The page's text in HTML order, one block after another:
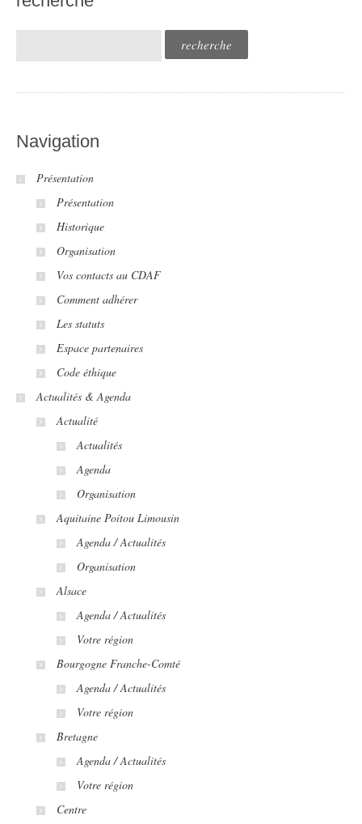
Navigation
Présentation
Présentation
Historique
Organisation
Vos contacts au CDAF
Comment adhérer
Les statuts
Espace partenaires
Code éthique
Actualités & Agenda
Actualité
Actualités
Agenda
Organisation
Aquitaine Poitou Limousin
Agenda / Actualités
Organisation
Alsace
Agenda / Actualités
Votre région
Bourgogne Franche-Comté
Agenda / Actualités
Votre région
Bretagne
Agenda / Actualités
Votre région
Centre